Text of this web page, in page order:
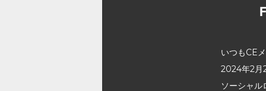
いつもCE
2024年2月
ソーシャ